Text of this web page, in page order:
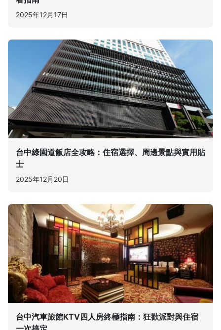
2025年12月17日
台中綠園道飯店全攻略：住宿選擇、周邊景點與實用貼
士
2025年12月20日
台中汽車旅館KTV四人房終極指南：狂歡派對與住宿